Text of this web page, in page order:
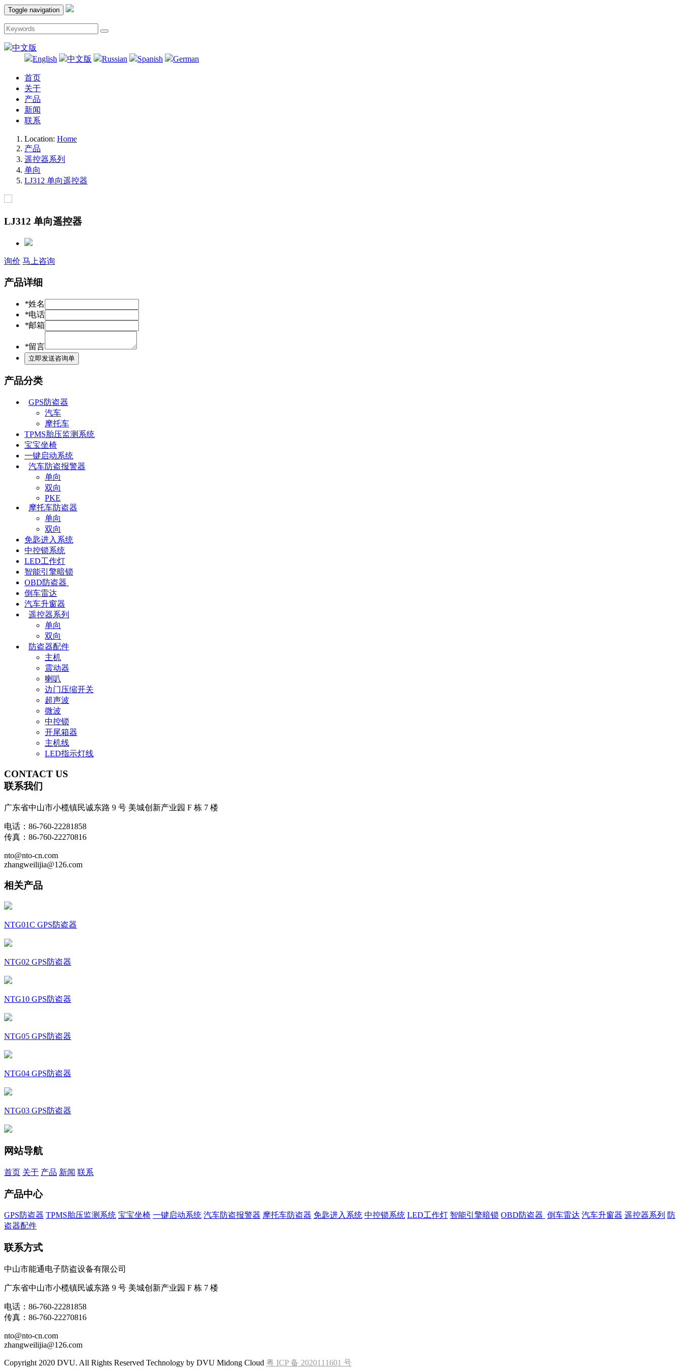
Toggle navigation
中文版
English
中文版 Russian Spanish German
首页
关于
产品
新闻
联系
Location: Home
产品
遥控器系列
单向
LJ312 单向遥控器
LJ312 单向遥控器
询价 马上咨询
产品详细
*姓名
*电话
*邮箱
*留言
产品分类
GPS防盗器
汽车
摩托车
TPMS胎压监测系统
宝宝坐椅
一键启动系统
汽车防盗报警器
单向
双向
PKE
摩托车防盗器
单向
双向
免匙进入系统
中控锁系统
LED工作灯
智能引擎暗锁
OBD防盗器
倒车雷达
汽车升窗器
遥控器系列
单向
双向
防盗器配件
主机
震动器
喇叭
边门压缩开关
超声波
微波
中控锁
开尾箱器
主机线
LED指示灯线
CONTACT US
联系我们
广东省中山市小榄镇民诚东路 9 号 美城创新产业园 F 栋 7 楼
电话：86-760-22281858
传真：86-760-22270816
nto@nto-cn.com
zhangweilijia@126.com
相关产品
NTG01C GPS防盗器
NTG02 GPS防盗器
NTG10 GPS防盗器
NTG05 GPS防盗器
NTG04 GPS防盗器
NTG03 GPS防盗器
网站导航
首页 关于 产品 新闻 联系
产品中心
GPS防盗器 TPMS胎压监测系统 宝宝坐椅 一键启动系统 汽车防盗报警器 摩托车防盗器 免匙进入系统 中控锁系统 LED工作灯 智能引擎暗锁 OBD防盗器 倒车雷达 汽车升窗器 遥控器系列 防
盗器配件
联系方式
中山市能通电子防盗设备有限公司
广东省中山市小榄镇民诚东路 9 号 美城创新产业园 F 栋 7 楼
电话：86-760-22281858
传真：86-760-22270816
nto@nto-cn.com
zhangweilijia@126.com
Copyright 2020 DVU. All Rights Reserved Technology by DVU Midong Cloud 粤 ICP 备 2020111601 号